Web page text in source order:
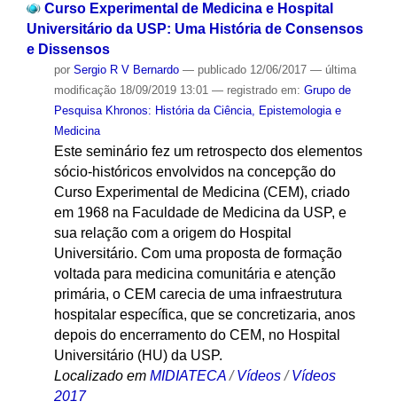
Curso Experimental de Medicina e Hospital
Universitário da USP: Uma História de Consensos
e Dissensos
por Sergio R V Bernardo — publicado12/06/2017 — última
modificação18/09/2019 13:01 — registrado em: Grupo de
Pesquisa Khronos: História da Ciência, Epistemologia e
Medicina
Este seminário fez um retrospecto dos elementos
sócio-históricos envolvidos na concepção do
Curso Experimental de Medicina (CEM), criado
em 1968 na Faculdade de Medicina da USP, e
sua relação com a origem do Hospital
Universitário. Com uma proposta de formação
voltada para medicina comunitária e atenção
primária, o CEM carecia de uma infraestrutura
hospitalar específica, que se concretizaria, anos
depois do encerramento do CEM, no Hospital
Universitário (HU) da USP.
Localizado em MIDIATECA /Vídeos /Vídeos
2017